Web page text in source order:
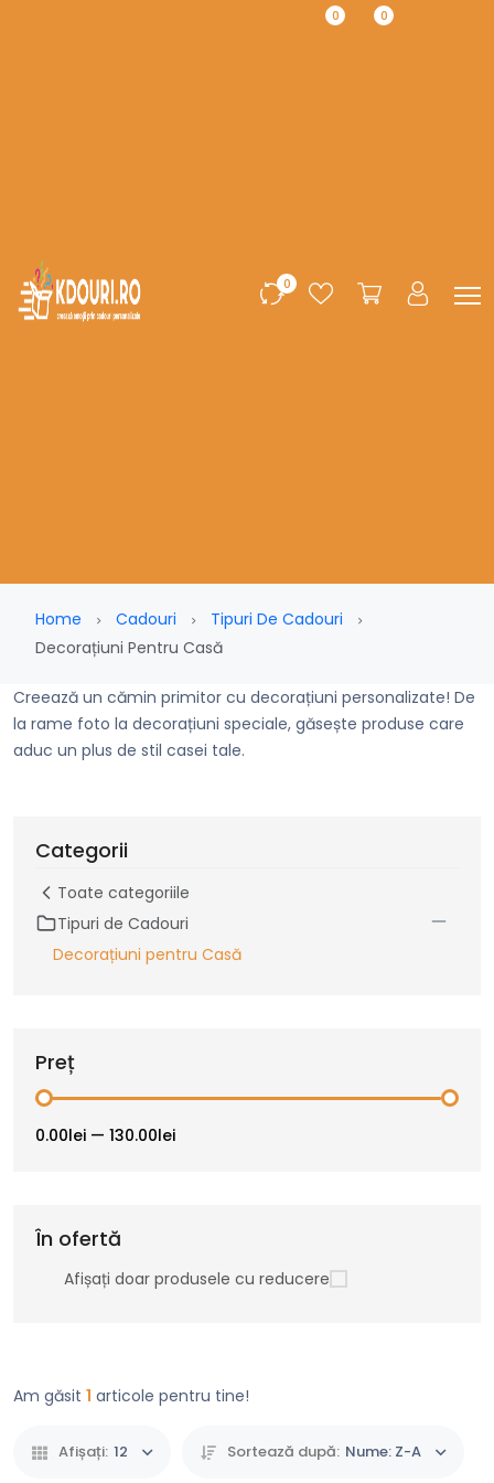
0
0 0
Home Cadouri
Tipuri De Cadouri
Decorațiuni Pentru Casă
Creează un cămin primitor cu decorațiuni personalizate! De
la rame foto la decorațiuni speciale, găsește produse care
aduc un plus de stil casei tale.
Categorii
Toate categoriile
Tipuri de Cadouri
Decorațiuni pentru Casă
Preț
0.00lei — 130.00lei
În ofertă
Afișați doar produsele cu reducere
Am găsit 1 articole pentru tine!
Afișați: 12 Sortează după: Nume: Z-A